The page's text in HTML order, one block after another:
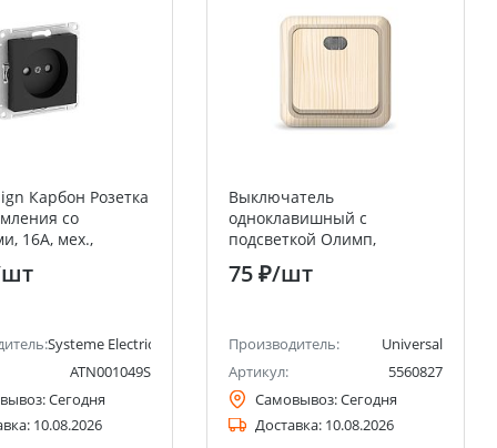
Карбон Розетка
со
16А, мех.,
Systeme Electric (ранее Schneider Electric)
ATN001049S
Сегодня
10.08.2026
Выключатель
одноклавишный с
подсветкой Олимп,
открытой установки, 10А,
220В, сосна UNIVERSAL
75 ₽/шт
Производитель:
Universal
Артикул:
5560827
Самовывоз:Сегодня
Доставка: 10.08.2026